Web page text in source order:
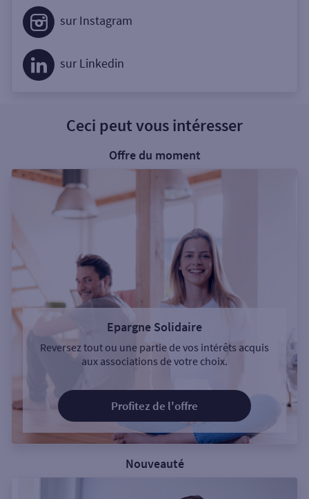
sur Instagram
sur Linkedin
Ceci peut vous intéresser
Offre du moment
Epargne Solidaire
Reversez tout ou une partie de vos intérêts acquis
aux associations de votre choix.
Profitez de l'offre
Nouveauté